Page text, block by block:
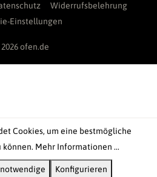
Widerrufsbelehrung
Einstellungen
ofen.de
Cookies, um eine bestmögliche
können. Mehr Informationen ...
Konfigurieren